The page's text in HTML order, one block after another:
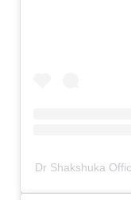
Dr Shakshuka